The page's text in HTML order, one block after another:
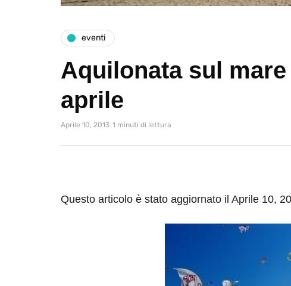
eventi
Aquilonata sul
aprile
Aprile 10, 2013 1 minuti di lettura
Questo articolo è stato aggiornato il Aprile 10,